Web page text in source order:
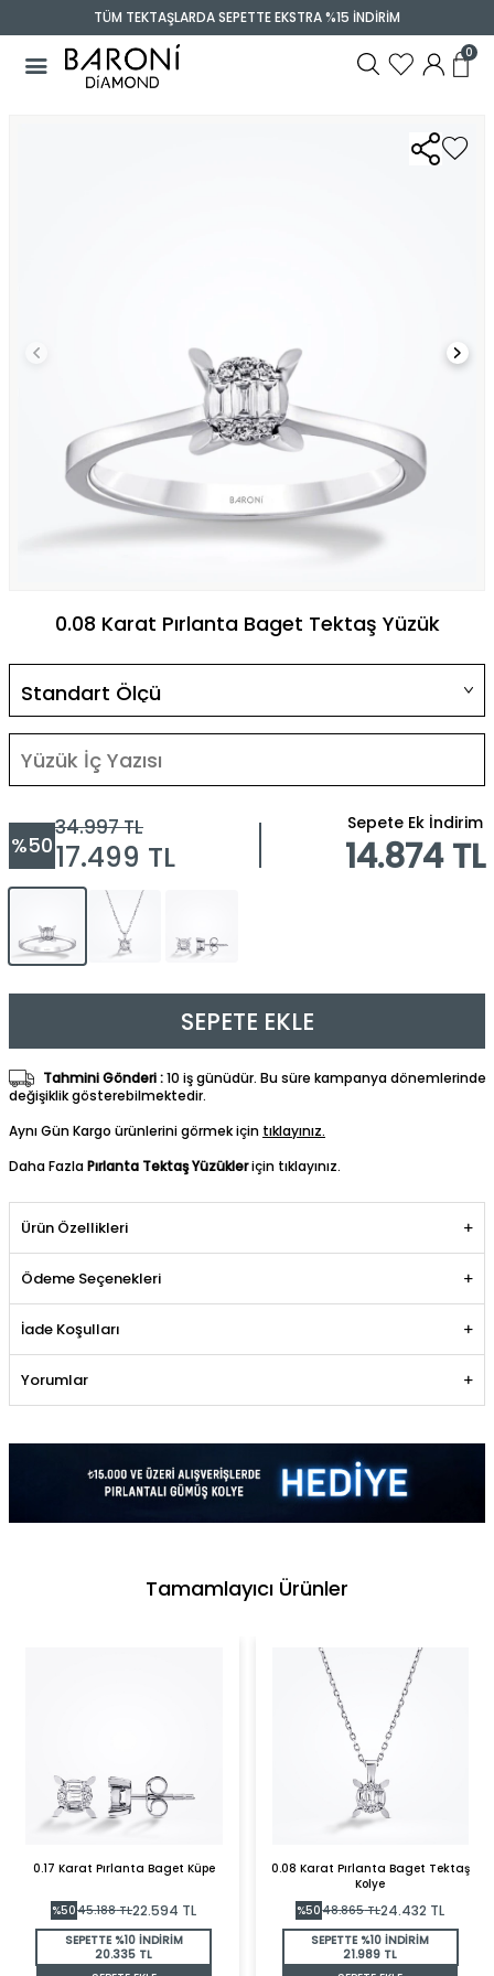
TÜM TEKTAŞLARDA SEPETTE EKSTRA %15 İNDİRİM
0
0.08 Karat Pırlanta Baget Tektaş Yüzük
%50
34.997TL
17.499 TL
Sepete Ek İndirim
14.874 TL
SEPETE EKLE
Tahmini Gönderi :10 iş günüdür. Bu süre kampanya dönemlerinde
değişiklik gösterebilmektedir.
Aynı Gün Kargo ürünlerini görmek için tıklayınız.
Daha FazlaPırlanta Tektaş Yüzükleriçin tıklayınız.
Ürün Özellikleri
Ödeme Seçenekleri
İade Koşulları
Yorumlar
Tamamlayıcı Ürünler
0.17 Karat Pırlanta Baget Küpe
%5045.188TL22.594 TL
SEPETTE %10 İNDİRİM
20.335 TL
0.08 Karat Pırlanta Baget Tektaş
Kolye
%5048.865TL24.432 TL
SEPETTE %10 İNDİRİM
21.989 TL